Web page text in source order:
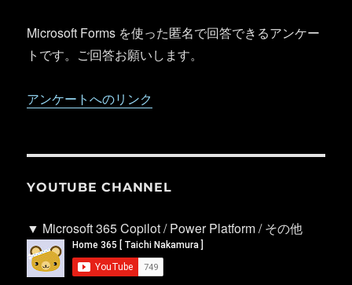
Microsoft Forms を使った匿名で回答できるアンケー
トです。ご回答お願いします。
アンケートへのリンク
YOUTUBE CHANNEL
▼ Microsoft 365 Copilot / Power Platform / その他